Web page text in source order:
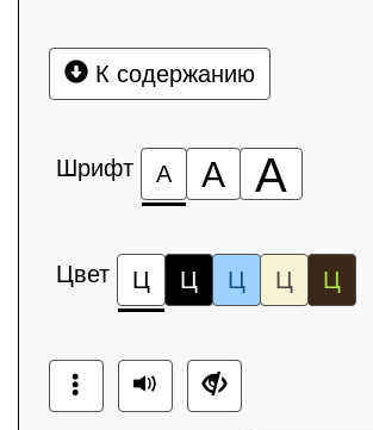
К содержанию
Шрифт А А А
Цвет Ц Ц Ц Ц Ц